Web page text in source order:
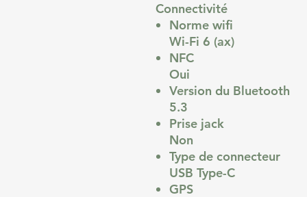
Connectivité
Norme wifi
Wi-Fi 6 (ax)
NFC
Oui
Version du Bluetooth
5.3
Prise jack
Non
Type de connecteur
USB Type-C
GPS